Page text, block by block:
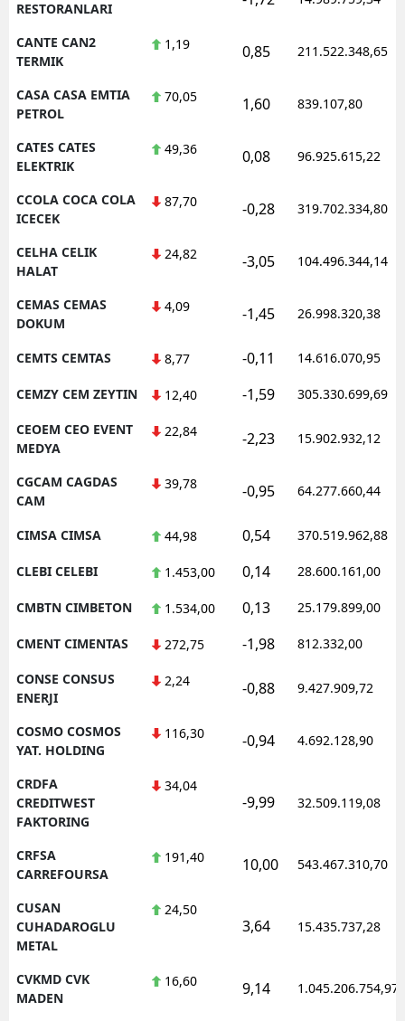
RESTORANLARI
CANTE CAN2
TERMIK
1,19 0,85 211.522.348,65
CASA CASA EMTIA
PETROL
70,05 1,60 839.107,80
CATES CATES
ELEKTRIK
49,36 0,08 96.925.615,22
CCOLA COCA COLA
ICECEK
87,70 -0,28 319.702.334,80
CELHA CELIK
HALAT
24,82 -3,05 104.496.344,14
CEMAS CEMAS
DOKUM
4,09 -1,45 26.998.320,38
CEMTS CEMTAS 8,77 -0,11 14.616.070,95
CEMZY CEM ZEYTIN 12,40 -1,59 305.330.699,69
CEOEM CEO EVENT
MEDYA
22,84 -2,23 15.902.932,12
CGCAM CAGDAS
CAM
39,78 -0,95 64.277.660,44
CIMSA CIMSA 44,98 0,54 370.519.962,88
CLEBI CELEBI 1.453,00 0,14 28.600.161,00
CMBTN CIMBETON 1.534,00 0,13 25.179.899,00
CMENT CIMENTAS 272,75 -1,98 812.332,00
CONSE CONSUS
ENERJI
2,24 -0,88 9.427.909,72
COSMO COSMOS
YAT. HOLDING
116,30 -0,94 4.692.128,90
CRDFA
CREDITWEST
FAKTORING
34,04
-9,99 32.509.119,08
CRFSA
CARREFOURSA
191,40 10,00 543.467.310,70
CUSAN
CUHADAROGLU
METAL
24,50
3,64 15.435.737,28
CVKMD CVK
MADEN
16,60 9,14 1.045.206.754,97